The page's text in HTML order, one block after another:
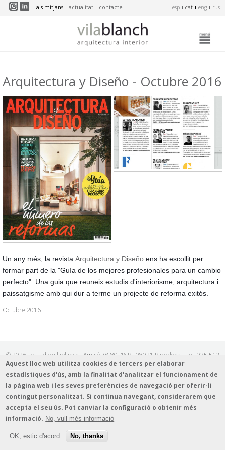
Vés al contingut
als mitjans actualitat contacte esp cat eng rus
Arquitectura y Diseño - Octubre 2016
Un any més, la revista Arquitectura y Diseño ens ha escollit per
formar part de la "Guía de los mejores profesionales para un cambio
perfecto". Una guia que reuneix estudis d'interiorisme, arquitectura i
paissatgisme amb qui dur a terme un projecte de reforma exitós.
Octubre 2016
© 2026 - estudio vilablanch · Amigó 78-80, 1º B · 08021 Barcelona · Tel. 935 513
339 · estudio@vilablanch.com
Avís legal
/Informació sobre cookes / Política de protecció de dades
Aquest lloc web utilitza cookies de tercers per elaborar
estadístiques d'ús, amb la finalitat d'analitzar el funcionament de
la pàgina web i les seves preferències de navegació per oferir-li
contingut personalitzat. Si continua navegant, considerarem que
accepta el seu ús. Pot canviar la configuració o obtenir més
informació. No, vull més informació
OK, estic d'acord No, thanks